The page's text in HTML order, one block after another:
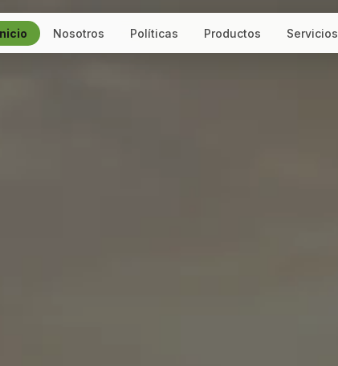
Nosotros Políticas Productos Servicios